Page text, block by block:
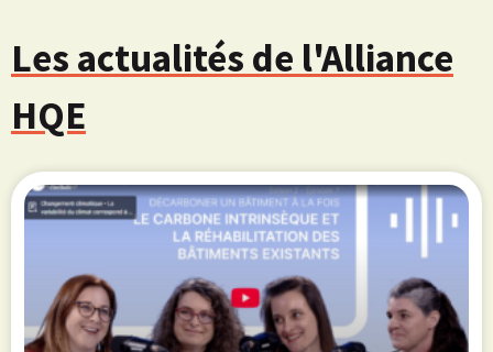
Les actualités de l'Alliance
HQE